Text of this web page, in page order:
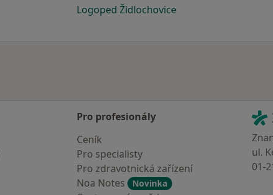
Logoped Židlochovice
Pro profesionály
Ceník
Pro specialisty
Pro zdravotnická zařízení
Noa Notes
Novinka
ul.
01-